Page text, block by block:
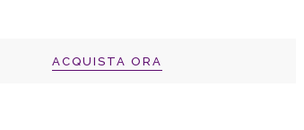
ACQUISTA ORA